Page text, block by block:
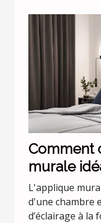
Comment
murale
chambre
L'applique
d'une chambre
d’éclairage à la